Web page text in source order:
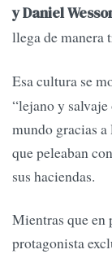
y Daniel
llega de manera
Esa cultura se
“lejano y salvaje
mundo gracias
que peleaban
sus haciendas.
Mientras que en
protagonista